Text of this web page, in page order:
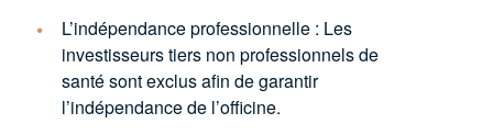
L’indépendance professionnelle : Les
investisseurs tiers non professionnels de
santé sont exclus afin de garantir
l’indépendance de l’officine.